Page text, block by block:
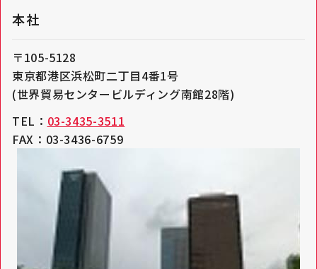
本社
〒105-5128
東京都港区浜松町二丁目4番1号
(世界貿易センタービルディング南館28階)
TEL： 03-3435-3511
FAX：03-3436-6759